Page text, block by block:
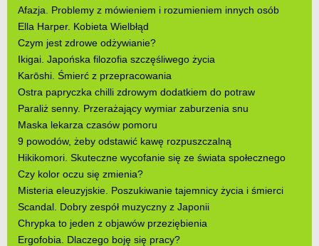
Afazja. Problemy z mówieniem i rozumieniem innych osób
Ella Harper. Kobieta Wielbłąd
Czym jest zdrowe odżywianie?
Ikigai. Japońska filozofia szczęśliwego życia
Karōshi. Śmierć z przepracowania
Ostra papryczka chilli zdrowym dodatkiem do potraw
Paraliż senny. Przerażający wymiar zaburzenia snu
Maska lekarza czasów pomoru
9 powodów, żeby odstawić kawę rozpuszczalną
Hikikomori. Skuteczne wycofanie się ze świata społecznego
Czy kolor oczu się zmienia?
Misteria eleuzyjskie. Poszukiwanie tajemnicy życia i śmierci
Scandal. Dobry zespół muzyczny z Japonii
Chrypka to jeden z objawów przeziębienia
Ergofobia. Dlaczego boję się pracy?